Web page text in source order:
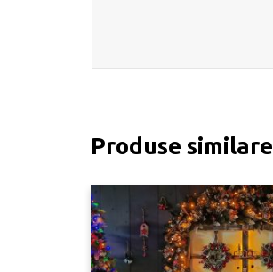
Produse similare